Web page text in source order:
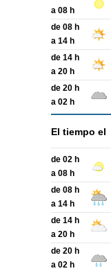
a 08 h
de 08 h
a 14 h
de 14 h
a 20 h
de 20 h
a 02 h
El tiempo el
de 02 h
a 08 h
de 08 h
a 14 h
de 14 h
a 20 h
de 20 h
a 02 h